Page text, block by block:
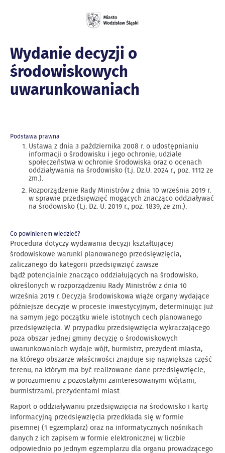
Wydanie decyzji o
środowiskowych
uwarunkowaniach
Podstawa prawna
Ustawa z dnia 3 października 2008 r. o udostępnianiu
informacji o środowisku i jego ochronie, udziale
społeczeństwa w ochronie środowiska oraz o ocenach
oddziaływania na środowisko (t.j. Dz.U. 2024 r., poz. 1112 ze
zm.).
Rozporządzenie Rady Ministrów z dnia 10 września 2019 r.
w sprawie przedsięwzięć mogących znacząco oddziaływać
na środowisko (t.j. Dz. U. 2019 r., poz. 1839, ze zm.).
Co powinienem wiedzieć?
Procedura dotyczy wydawania decyzji kształtującej
środowiskowe warunki planowanego przedsięwzięcia,
zaliczanego do kategorii przedsięwzięć zawsze
bądź potencjalnie znacząco oddziałujących na środowisko,
określonych w rozporządzeniu Rady Ministrów z dnia 10
września 2019 r. Decyzja środowiskowa wiąże organy wydające
późniejsze decyzje w procesie inwestycyjnym, determinując już
na samym jego początku wiele istotnych cech planowanego
przedsięwzięcia. W przypadku przedsięwzięcia wykraczającego
poza obszar jednej gminy decyzję o środowiskowych
uwarunkowaniach wydaje wójt, burmistrz, prezydent miasta,
na którego obszarze właściwości znajduje się największa część
terenu, na którym ma być realizowane dane przedsięwzięcie,
w porozumieniu z pozostałymi zainteresowanymi wójtami,
burmistrzami, prezydentami miast.
Raport o oddziaływaniu przedsięwzięcia na środowisko i kartę
informacyjną przedsięwzięcia przedkłada się w formie
pisemnej (1 egzemplarz) oraz na informatycznych nośnikach
danych z ich zapisem w formie elektronicznej w liczbie
odpowiednio po jednym egzemplarzu dla organu prowadzącego